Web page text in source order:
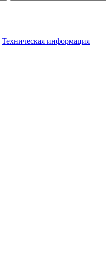
Техническая информация